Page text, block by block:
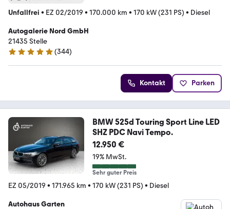
Unfallfrei • EZ 02/2019 • 170.000 km • 170 kW (231 PS) • Diesel
Autogalerie Nord GmbH
21435 Stelle
4.8 Sterne
(344)
Kontakt Parken
BMW 525d Touring Sport Line LED
SHZ PDC Navi Tempo.
12.950 €
19% MwSt.
Sehr guter Preis
EZ 05/2019 • 171.965 km • 170 kW (231 PS) • Diesel
Autohaus Garten